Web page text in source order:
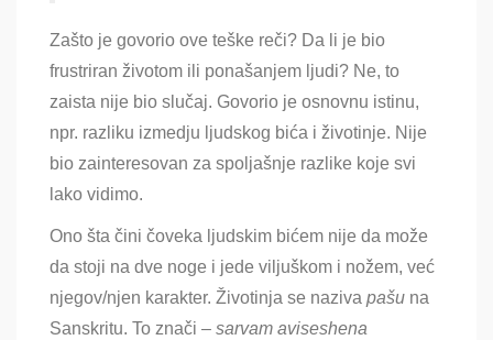
Zašto je govorio ove teške reči? Da li je bio
frustriran životom ili ponašanjem ljudi? Ne, to
zaista nije bio slučaj. Govorio je osnovnu istinu,
npr. razliku izmedju ljudskog bića i životinje. Nije
bio zainteresovan za spoljašnje razlike koje svi
lako vidimo.
Ono šta čini čoveka ljudskim bićem nije da može
da stoji na dve noge i jede viljuškom i nožem, već
njegov/njen karakter. Životinja se naziva pašu na
Sanskritu. To znači – sarvam aviseshena